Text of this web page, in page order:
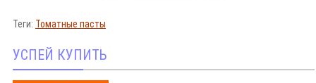
Теги: Томатные пасты
УСПЕЙ КУПИТЬ